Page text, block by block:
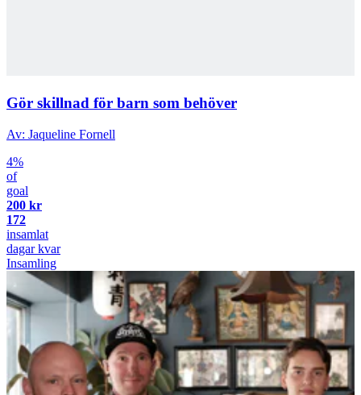
Gör skillnad för barn som behöver
Av: Jaqueline Fornell
4%
of
goal
200 kr
172
insamlat
dagar kvar
Insamling